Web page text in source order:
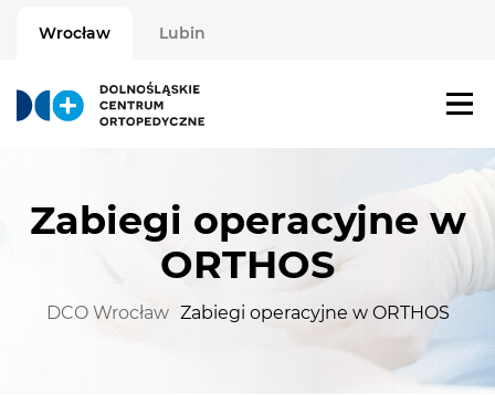
Wrocław Lubin
Zabiegi operacyjne w
ORTHOS
DCO Wrocław Zabiegi operacyjne w ORTHOS